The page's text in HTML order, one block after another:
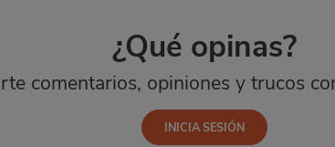
¿Qué opinas?
comentarios, opiniones y trucos